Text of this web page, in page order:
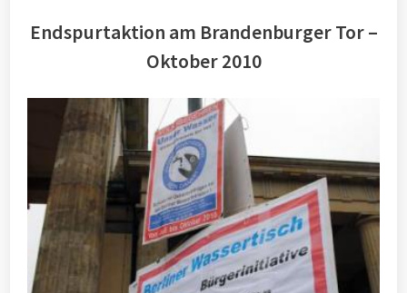
Endspurtaktion am Brandenburger Tor –
Oktober 2010